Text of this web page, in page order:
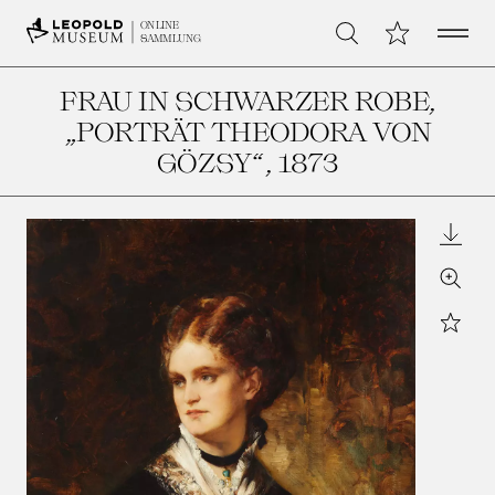
ONLINE
SAMMLUNG
Suche Meine Open
FRAU IN SCHWARZER ROBE,
„PORTRÄT THEODORA VON
GÖZSY“, 1873
Zoom
Star